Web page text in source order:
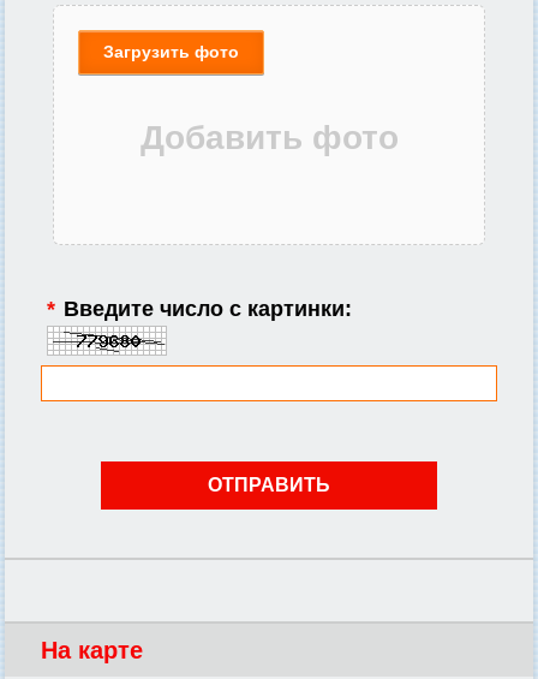
Загрузить фото
* Введите число с картинки:
На карте